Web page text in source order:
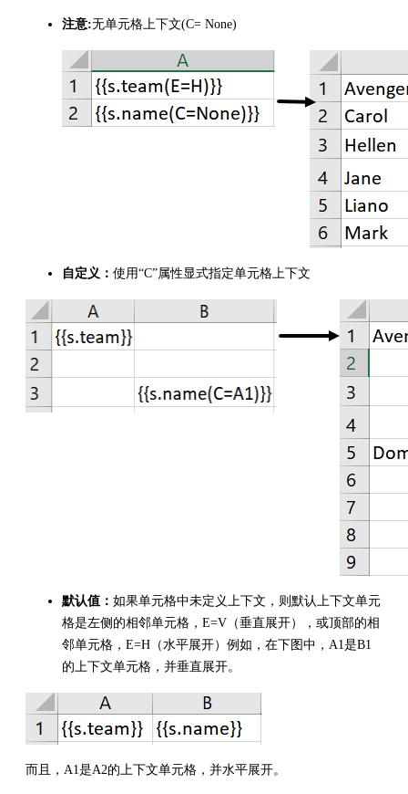
注意:无单元格上下文(C= None)
自定义： 使用“C”属性显式指定单元格上下文
默认值 ： 如果单元格中未定义上下文，则默认上下文单元
格是左侧的相邻单元格，E=V（垂直展开），或顶部的相
邻单元格，E=H（水平展开）例如，在下图中，A1是B1
的上下文单元格，并垂直展开。
而且，A1是A2的上下文单元格，并水平展开。